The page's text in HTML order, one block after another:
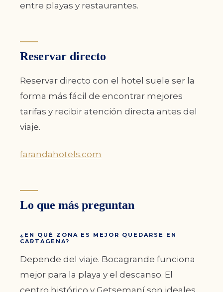
entre playas y restaurantes.
Reservar directo
Reservar directo con el hotel suele ser la
forma más fácil de encontrar mejores
tarifas y recibir atención directa antes del
viaje.
farandahotels.com
Lo que más preguntan
¿EN QUÉ ZONA ES MEJOR QUEDARSE EN
CARTAGENA?
Depende del viaje. Bocagrande funciona
mejor para la playa y el descanso. El
centro histórico y Getsemaní son ideales